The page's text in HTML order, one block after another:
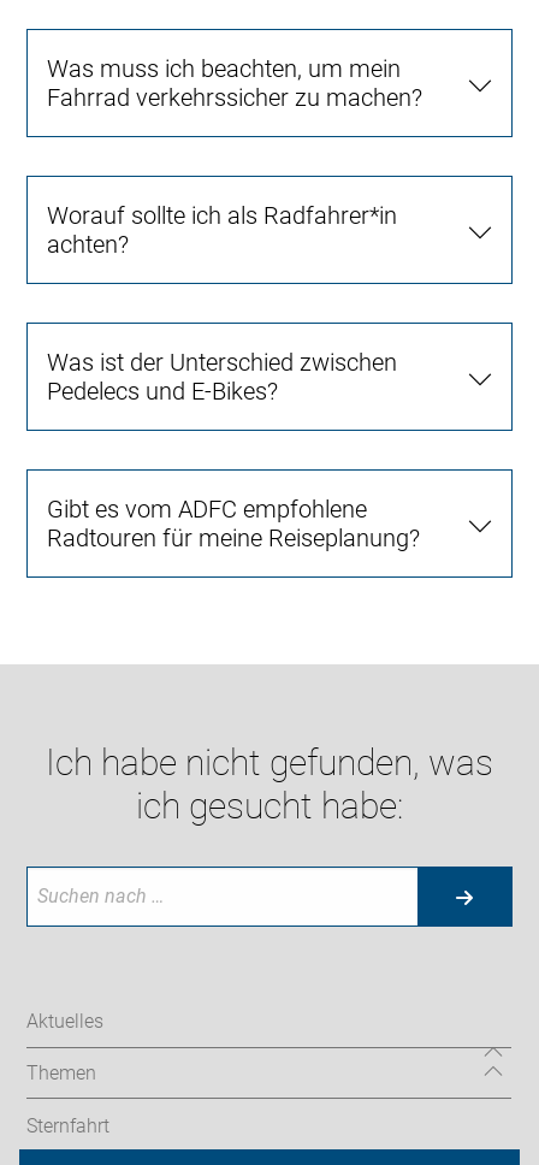
Was muss ich beachten, um mein
Fahrrad verkehrssicher zu machen?
Worauf sollte ich als Radfahrer*in
achten?
Was ist der Unterschied zwischen
Pedelecs und E-Bikes?
Gibt es vom ADFC empfohlene
Radtouren für meine Reiseplanung?
Ich habe nicht gefunden, was
ich gesucht habe:
Aktuelles
Themen
Sternfahrt